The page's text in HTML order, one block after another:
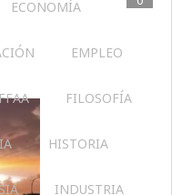
ECONOMÍA
EMPLEO
FILOSOFÍA
HISTORIA
INDUSTRIA